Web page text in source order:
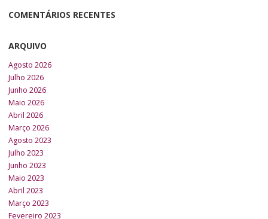
COMENTÁRIOS RECENTES
ARQUIVO
Agosto 2026
Julho 2026
Junho 2026
Maio 2026
Abril 2026
Março 2026
Agosto 2023
Julho 2023
Junho 2023
Maio 2023
Abril 2023
Março 2023
Fevereiro 2023